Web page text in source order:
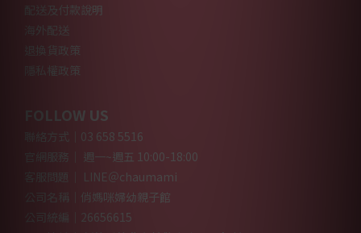
配送及付款說明
海外配送
退換貨政策
隱私權政策
FOLLOW US
聯絡方式｜03 658 5516
官網服務｜ 週一~週五 10:00-18:00
客服問題｜ LINE＠chaumami
公司名稱｜俏媽咪婦幼親子館
公司統編｜26656615